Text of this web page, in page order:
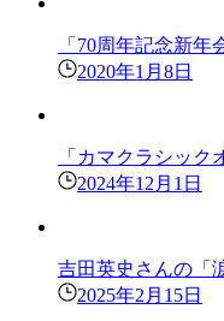
「70周年記念新年
2020年1月8日
「カマクラシッ
2024年12月1日
吉田英史さんの「
2025年2月15日